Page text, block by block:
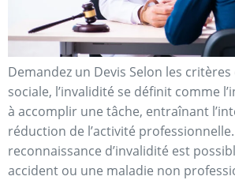
Demandez un Devis Selon les
sociale, l’invalidité se définit comme
à accomplir une tâche, entraînant
réduction de l’activité
reconnaissance d’invalidité est
accident ou une maladie non